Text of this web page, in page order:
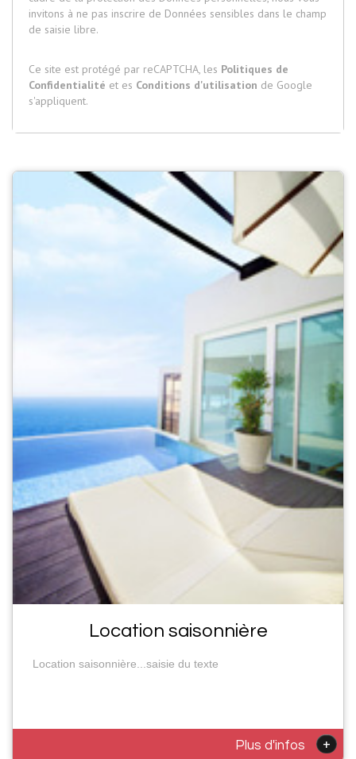
invitons à ne pas inscrire de Données sensibles dans le champ
de saisie libre.
Ce site est protégé par reCAPTCHA, les Politiques de
Confidentialité et es Conditions d'utilisation de Google
s'appliquent.
Location saisonnière
Location saisonnière...saisie du texte
Plus d'infos +